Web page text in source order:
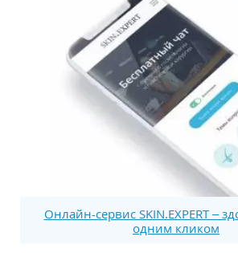
Онлайн-сервис SKIN.EXPERT –
одним кликом